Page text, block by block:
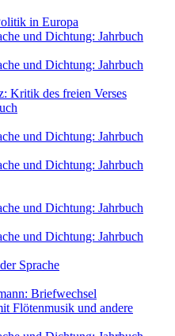
in Europa
und Dichtung: Jahrbuch
und Dichtung: Jahrbuch
Kritik des freien Verses
und Dichtung: Jahrbuch
und Dichtung: Jahrbuch
und Dichtung: Jahrbuch
und Dichtung: Jahrbuch
Sprache
Briefwechsel
Flötenmusik und andere